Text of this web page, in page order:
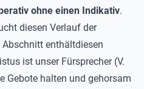
ohne einen Indikativ.
diesen Verlauf der
enthältdiesen
ist unser Fürsprecher (V.
Gebote halten und gehorsam